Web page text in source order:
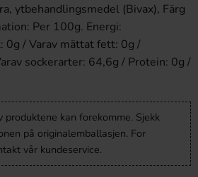
ytbehandlingsmedel (Bivax), Färg
Per 100g. Energi:
0g / Varav mättat fett: 0g /
sockerarter: 64,6g / Protein: 0g /
produktene kan forekomme. Sjekk
på originalemballasjen. For
vår kundeservice.